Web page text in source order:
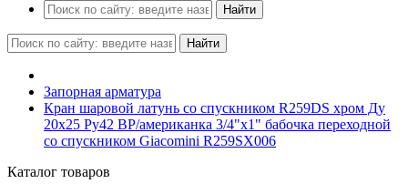
Найти
Найти
Запорная арматура
Кран шаровой латунь со спускником R259DS хром Ду
20х25 Ру42 ВР/американка 3/4"x1" бабочка переходной
со спускником Giacomini R259SX006
Каталог товаров